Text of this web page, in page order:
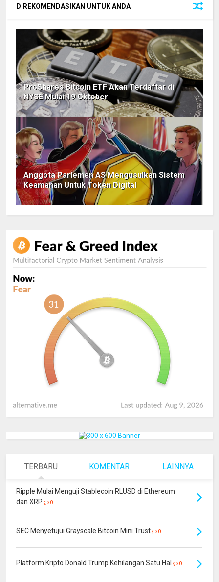
DIREKOMENDASIKAN UNTUK ANDA
ProShares Bitcoin ETF Akan Terdaftar di
NYSE Mulai 19 Oktober
Anggota Parlemen AS Mengusulkan Sistem
Keamanan Untuk Token Digital
TERBARU KOMENTAR LAINNYA
Ripple Mulai Menguji Stablecoin RLUSD di Ethereum
dan XRP
0
SEC Menyetujui Grayscale Bitcoin Mini Trust 0
Platform Kripto Donald Trump Kehilangan Satu Hal 0